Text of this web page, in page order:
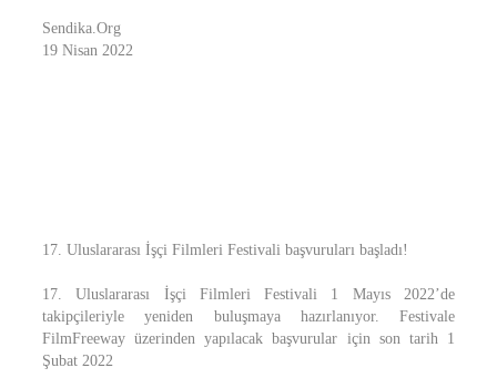
Sendika.Org
19 Nisan 2022
17. Uluslararası İşçi Filmleri Festivali başvuruları başladı!
17. Uluslararası İşçi Filmleri Festivali 1 Mayıs 2022’de
takipçileriyle yeniden buluşmaya hazırlanıyor. Festivale
FilmFreeway üzerinden yapılacak başvurular için son tarih 1
Şubat 2022